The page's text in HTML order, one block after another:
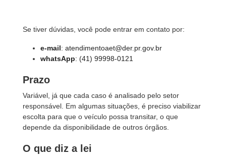
Se tiver dúvidas, você pode entrar em contato por:
e-mail: atendimentoaet@der.pr.gov.br
whatsApp: (41) 99998-0121
Prazo
Variável, já que cada caso é analisado pelo setor
responsável. Em algumas situações, é preciso viabilizar
escolta para que o veículo possa transitar, o que
depende da disponibilidade de outros órgãos.
O que diz a lei